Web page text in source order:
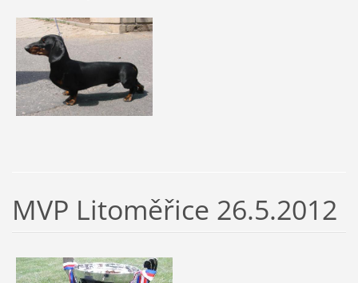
MVP Litoměřice 26.5.2012